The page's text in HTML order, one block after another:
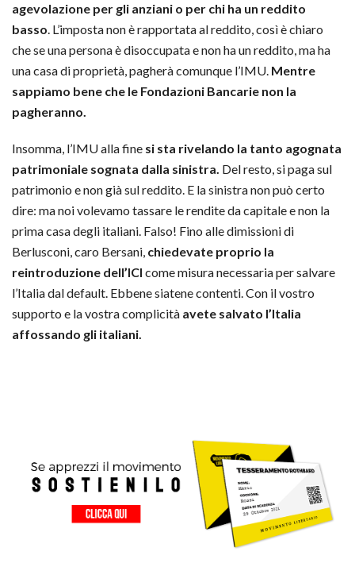
agevolazione per gli anziani o per chi ha un reddito
basso. L’imposta non è rapportata al reddito, così è chiaro
che se una persona è disoccupata e non ha un reddito, ma ha
una casa di proprietà, pagherà comunque l’IMU. Mentre
sappiamo bene che le Fondazioni Bancarie non la
pagheranno.
Insomma, l’IMU alla fine si sta rivelando la tanto agognata
patrimoniale sognata dalla sinistra. Del resto, si paga sul
patrimonio e non già sul reddito. E la sinistra non può certo
dire: ma noi volevamo tassare le rendite da capitale e non la
prima casa degli italiani. Falso! Fino alle dimissioni di
Berlusconi, caro Bersani, chiedevate proprio la
reintroduzione dell’ICI come misura necessaria per salvare
l’Italia dal default. Ebbene siatene contenti. Con il vostro
supporto e la vostra complicità avete salvato l’Italia
affossando gli italiani.